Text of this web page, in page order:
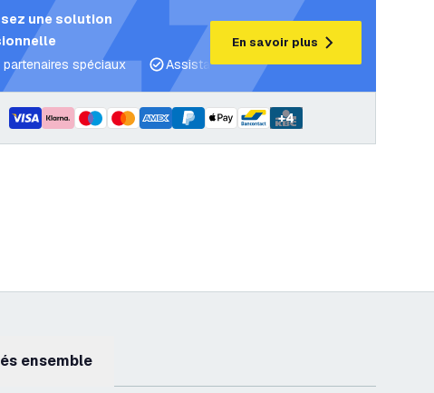
une solution
partenaires spéciaux
Assistance projet et plans d’éclairage
En savoir plus
+4
ensemble